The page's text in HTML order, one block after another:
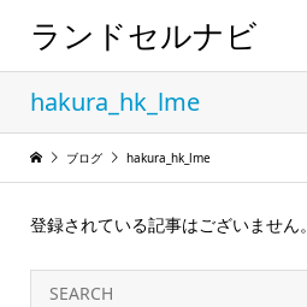
ランドセルナビ
hakura_hk_lme
ブログ hakura_hk_lme
登録されている記事はございません。